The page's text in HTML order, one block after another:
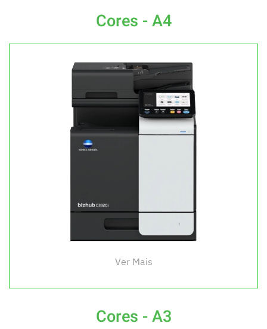
Cores - A4
Ver Mais
Cores - A3